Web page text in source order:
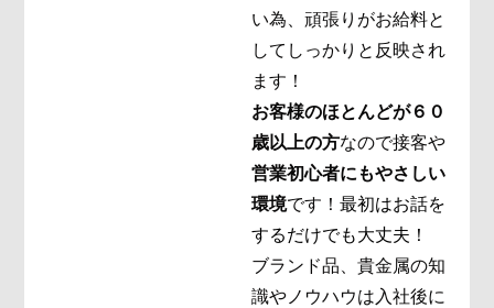
い為、頑張りがお給料と
してしっかりと反映され
ます！
お客様のほとんどが６０
歳以上の方なので接客や
営業初心者にもやさしい
環境です！ 最初はお話を
するだけでも大丈夫！
ブランド品、貴金属の知
識やノウハウは入社後に